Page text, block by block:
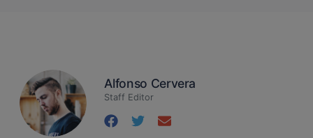
Alfonso Cervera
Staff Editor